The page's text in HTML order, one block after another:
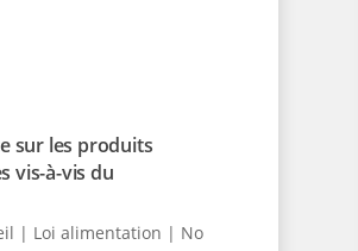
sur les produits
vis-à-vis du
| Loi alimentation | No